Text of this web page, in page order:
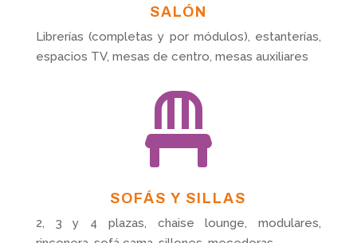
SALÓN
Librerías (completas y por módulos), estanterías,
espacios TV, mesas de centro, mesas auxiliares

SOFÁS Y SILLAS
2, 3 y 4 plazas, chaise lounge, modulares,